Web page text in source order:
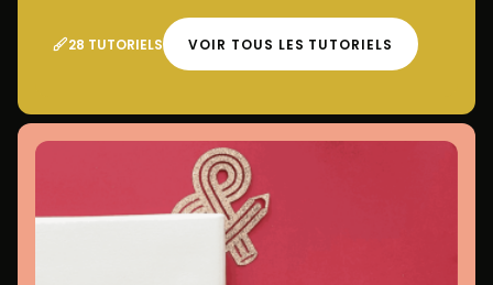
28 TUTORIELS VOIR TOUS LES TUTORIELS